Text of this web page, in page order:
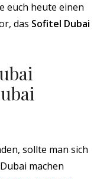
euch heute einen
das Sofitel Dubai
sollte man sich
machen